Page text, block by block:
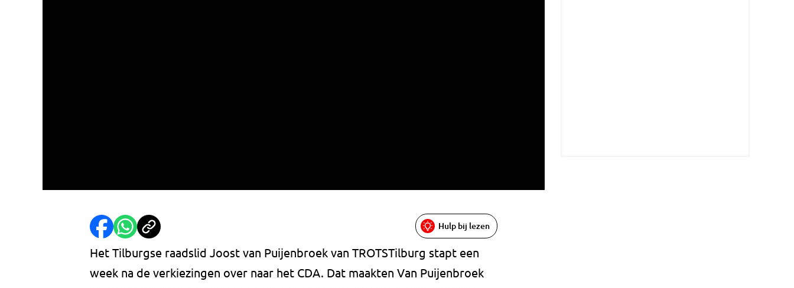
Hulp bij lezen
Het Tilburgse raadslid Joost van Puijenbroek van TROTSTilburg stapt een
week na de verkiezingen over naar het CDA. Dat maakten Van Puijenbroek